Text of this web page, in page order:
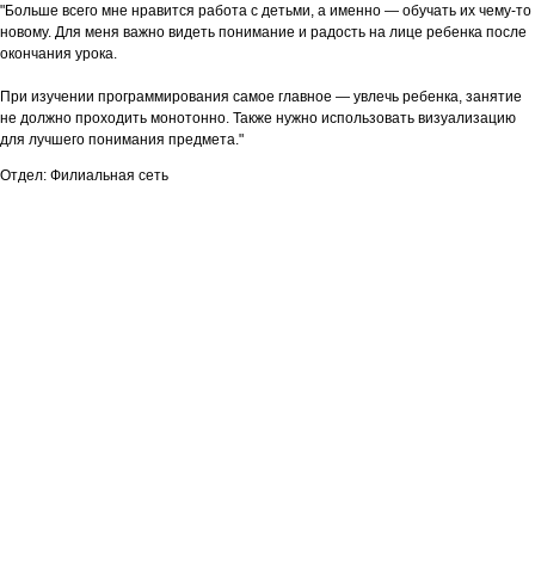
"Больше всего мне нравится работа с детьми, а именно — обучать их чему-то
новому. Для меня важно видеть понимание и радость на лице ребенка после
окончания урока.
При изучении программирования самое главное — увлечь ребенка, занятие
не должно проходить монотонно. Также нужно использовать визуализацию
для лучшего понимания предмета."
Отдел: Филиальная сеть